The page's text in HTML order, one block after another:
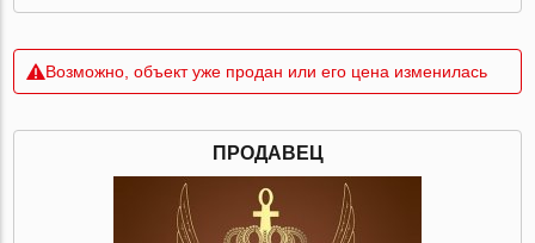
Возможно, объект уже продан или его цена изменилась
ПРОДАВЕЦ